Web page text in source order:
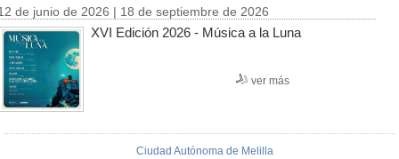
de junio de 2026 | 18 de septiembre de 2026
XVI Edición 2026 - Música a la Luna
ver más
Ciudad Autónoma de Melilla